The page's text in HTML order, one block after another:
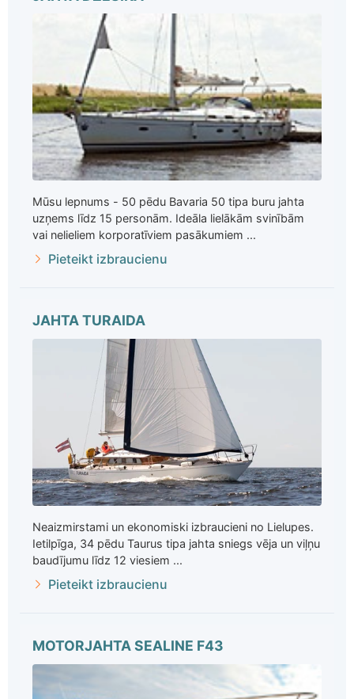
Mūsu lepnums - 50 pēdu Bavaria 50 tipa buru jahta
uzņems līdz 15 personām. Ideāla lielākām svinībām
vai nelieliem korporatīviem pasākumiem ...
Pieteikt izbraucienu
JAHTA TURAIDA
Neaizmirstami un ekonomiski izbraucieni no Lielupes.
Ietilpīga, 34 pēdu Taurus tipa jahta sniegs vēja un viļņu
baudījumu līdz 12 viesiem ...
Pieteikt izbraucienu
MOTORJAHTA SEALINE F43